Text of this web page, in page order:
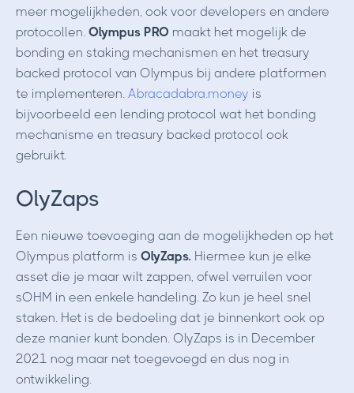
meer mogelijkheden, ook voor developers en andere
protocollen. Olympus PRO maakt het mogelijk de
bonding en staking mechanismen en het treasury
backed protocol van Olympus bij andere platformen
te implementeren. Abracadabra.money is
bijvoorbeeld een lending protocol wat het bonding
mechanisme en treasury backed protocol ook
gebruikt.
OlyZaps
Een nieuwe toevoeging aan de mogelijkheden op het
Olympus platform is OlyZaps. Hiermee kun je elke
asset die je maar wilt zappen, ofwel verruilen voor
sOHM in een enkele handeling. Zo kun je heel snel
staken. Het is de bedoeling dat je binnenkort ook op
deze manier kunt bonden. OlyZaps is in December
2021 nog maar net toegevoegd en dus nog in
ontwikkeling.